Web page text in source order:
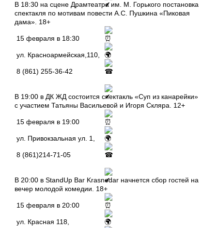
В 18:30 на сцене Драмтеатра им. М. Горького постановка
спектакля по мотивам повести А.С. Пушкина «Пиковая
дама». 18+
15 февраля в 18:30
ул. Красноармейская,110,
8 (861) 255-36-42
В 19:00 в ДК ЖД состоится спектакль «Суп из канарейки»
с участием Татьяны Васильевой и Игоря Скляра. 12+
15 февраля в 19:00
ул. Привокзальная ул. 1,
8 (861)214-71-05
В 20:00 в StandUp Bar Krasnodar начнется сбор гостей на
вечер молодой комедии. 18+
15 февраля в 20:00
ул. Красная 118,